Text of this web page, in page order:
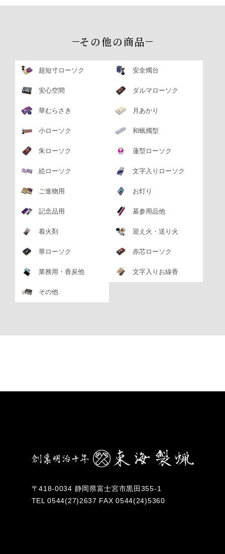
その他の商品
超短寸ローソク 安全燭台
安心空間 ダルマローソク
華むらさき 月あかり
小ローソク 和蝋燭型
朱ローソク 蓮型ローソク
絵ローソク 文字入りローソク
ご進物用 お灯り
記念品用 墓参用品他
着火剤 迎え火・送り火
華ローソク 赤芯ローソク
業務用・香炭他 文字入りお線香
その他
〒418-0034 静岡県富士宮市黒田355-1
TEL0544(27)2637 FAX 0544(24)5360